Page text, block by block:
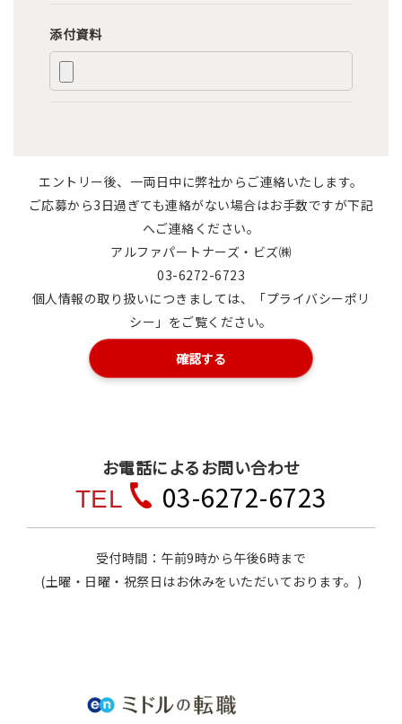
添付資料
エントリー後、一両日中に弊社からご連絡いたします。
ご応募から3日過ぎても連絡がない場合はお手数ですが下記
へご連絡ください。
アルファパートナーズ・ビズ㈱
03-6272-6723
個人情報の取り扱いにつきましては、
「プライバシーポリ
シー」 をご覧ください。
お電話によるお問い合わせ
TEL 03-6272-6723
受付時間：午前9時から午後6時まで
(土曜・日曜・祝祭日はお休みをいただいております。)